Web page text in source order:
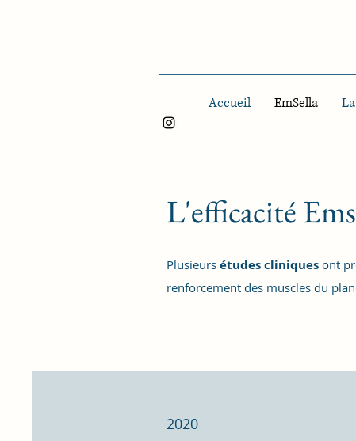
Accueil EmSella
L'efficacité
Plusieurs études cliniques ont
renforcement des muscles du
2020